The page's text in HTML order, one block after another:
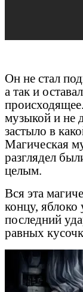
Он не стал
а так и
музыкой и не
застыло в
Магическая
разглядел
целым.
Вся эта
концу, яблоко
последний
равных